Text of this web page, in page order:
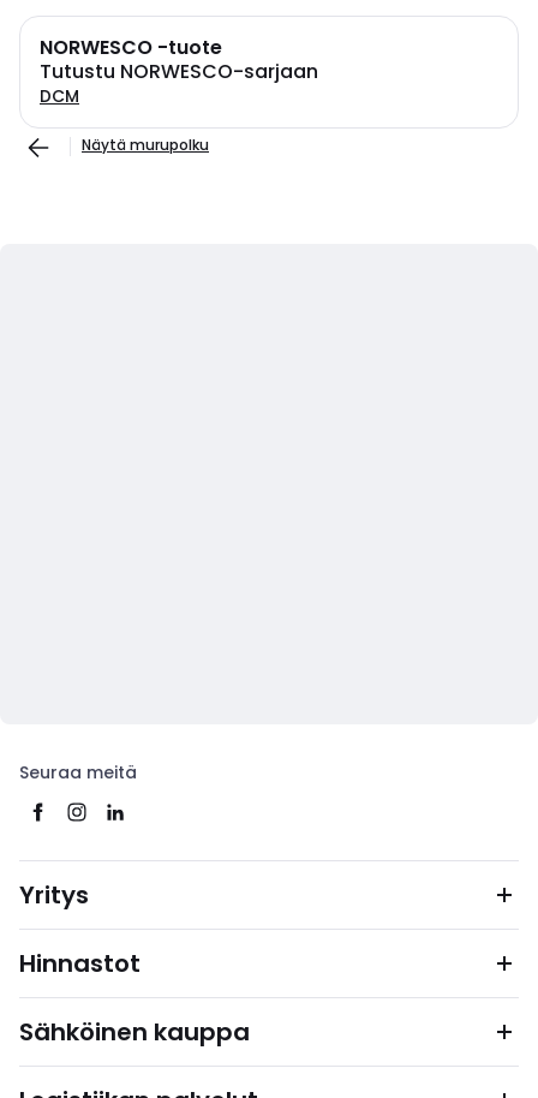
NORWESCO -tuote
Tutustu NORWESCO-sarjaan
DCM
Näytä murupolku
Seuraa meitä
Yritys
Hinnastot
Sähköinen kauppa